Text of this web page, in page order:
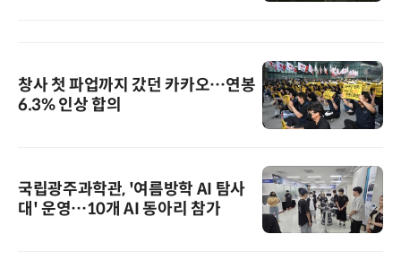
창사 첫 파업까지 갔던 카카오…연봉
6.3% 인상 합의
국립광주과학관, '여름방학 AI 탐사
대' 운영…10개 AI 동아리 참가